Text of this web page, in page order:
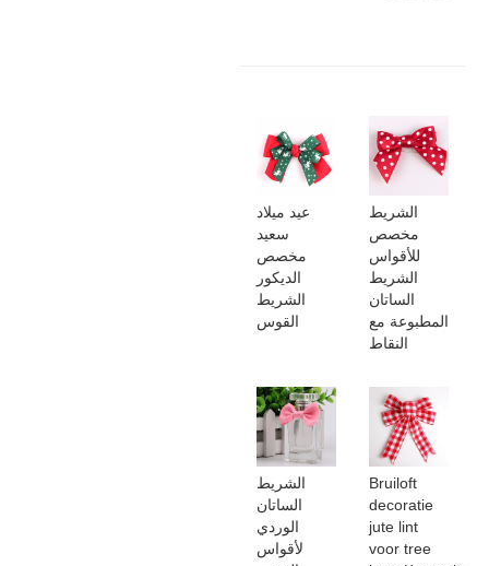
عيد ميلاد
سعيد
مخصص
الديكور
الشريط
القوس
الشريط
مخصص
للأقواس
الشريط
الساتان
المطبوعة مع
النقاط
الشريط
الساتان
الوردي
لأقواس
Bruiloft
decoratie
jute lint
voor tree